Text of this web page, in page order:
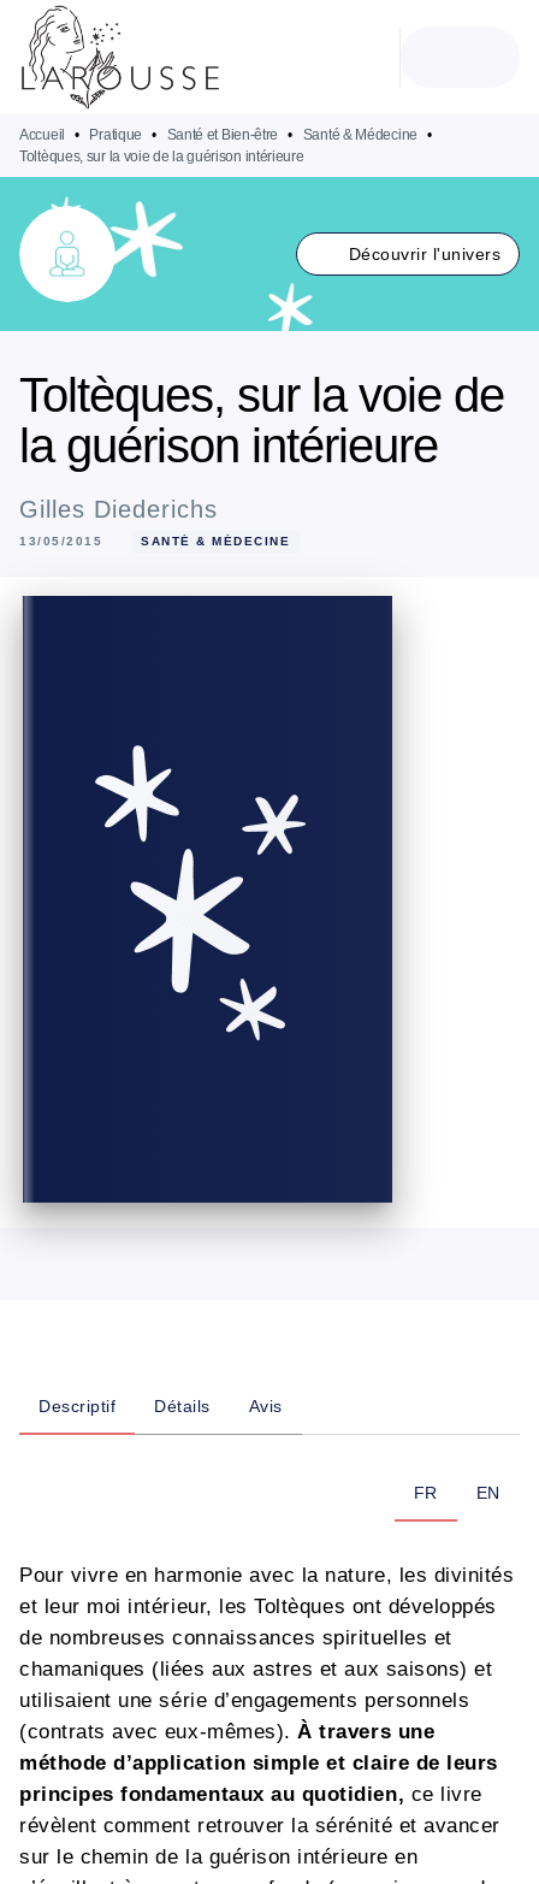
MENU
PIED DE PAGE
Accueil • Pratique • Santé et Bien-être • Santé & Médecine
•
Toltèques, sur la voie de la guérison intérieure
Découvrir l'univers
Toltèques, sur la voie de
la guérison intérieure
Gilles Diederichs
13/05/2015 SANTÉ & MÉDECINE
Descriptif Détails Avis
FR EN
Pour vivre en harmonie avec la nature, les divinités
et leur moi intérieur, les Toltèques ont développés
de nombreuses connaissances spirituelles et
chamaniques (liées aux astres et aux saisons) et
utilisaient une série d’engagements personnels
(contrats avec eux-mêmes).À travers une
méthode d’application simple et claire de leurs
principes fondamentaux au quotidien, ce livre
révèlent comment retrouver la sérénité et avancer
sur le chemin de la guérison intérieure en